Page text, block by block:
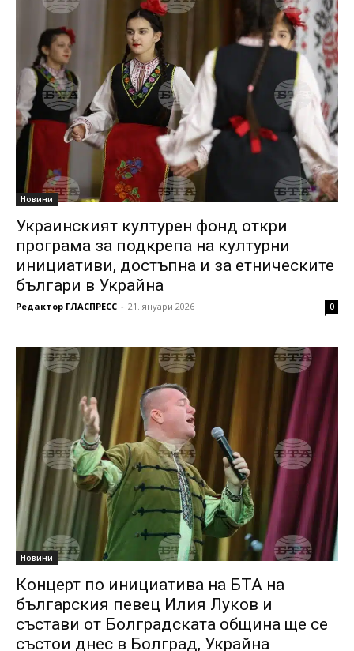
Новини
Украинският културен фонд откри
програма за подкрепа на културни
инициативи, достъпна и за етническите
българи в Украйна
Редактор ГЛАСПРЕСС - 21. януари 2026 0
Новини
Концерт по инициатива на БТА на
българския певец Илия Луков и
състави от Болградската община ще се
състои днес в Болград, Украйна